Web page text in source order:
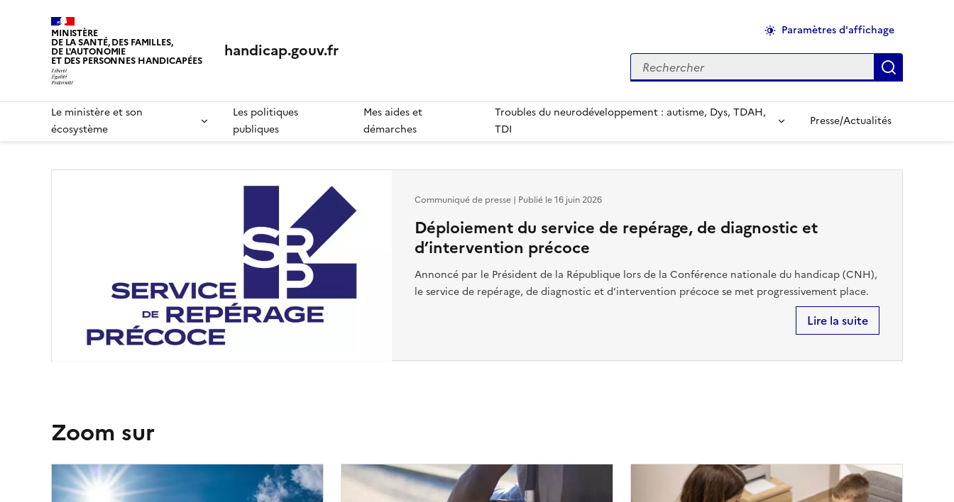
MINISTÈRE
DE LA SANTÉ, DES FAMILLES,
DE L'AUTONOMIE
ET DES PERSONNES HANDICAPÉES handicap.gouv.fr
Paramètres d'affichage
Rechercher
Le ministère et son
écosystème
Les politiques
publiques
Mes aides et
démarches
Troubles du neurodéveloppement : autisme, Dys, TDAH,
TDI
Presse/Actualités
Déploiement du service de repérage, de diagnostic et
d’intervention précoce
Annoncé par le Président de la République lors de la Conférence nationale du handicap (CNH),
le service de repérage, de diagnostic et d’intervention précoce se met progressivement place.
Communiqué de presse | Publié le16 juin 2026
Lire la suite
Zoom sur